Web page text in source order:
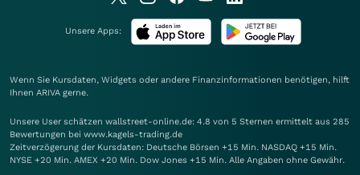
Unsere Apps:
Wenn Sie Kursdaten, Widgets oder andere Finanzinformationen benötigen, hilft
Ihnen ARIVA gerne.
Unsere User schätzen wallstreet-online.de: 4.8 von 5 Sternen ermittelt aus 285
Bewertungen bei www.kagels-trading.de
Zeitverzögerung der Kursdaten: Deutsche Börsen +15 Min. NASDAQ +15 Min.
NYSE +20 Min. AMEX +20 Min. Dow Jones +15 Min. Alle Angaben ohne Gewähr.